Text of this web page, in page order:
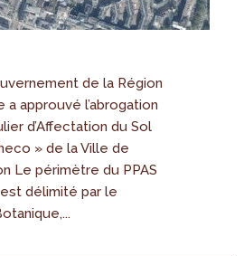
de la Région
approuvé l’abrogation
d’Affectation du Sol
» de la Ville de
Le périmètre du PPAS
délimité par le